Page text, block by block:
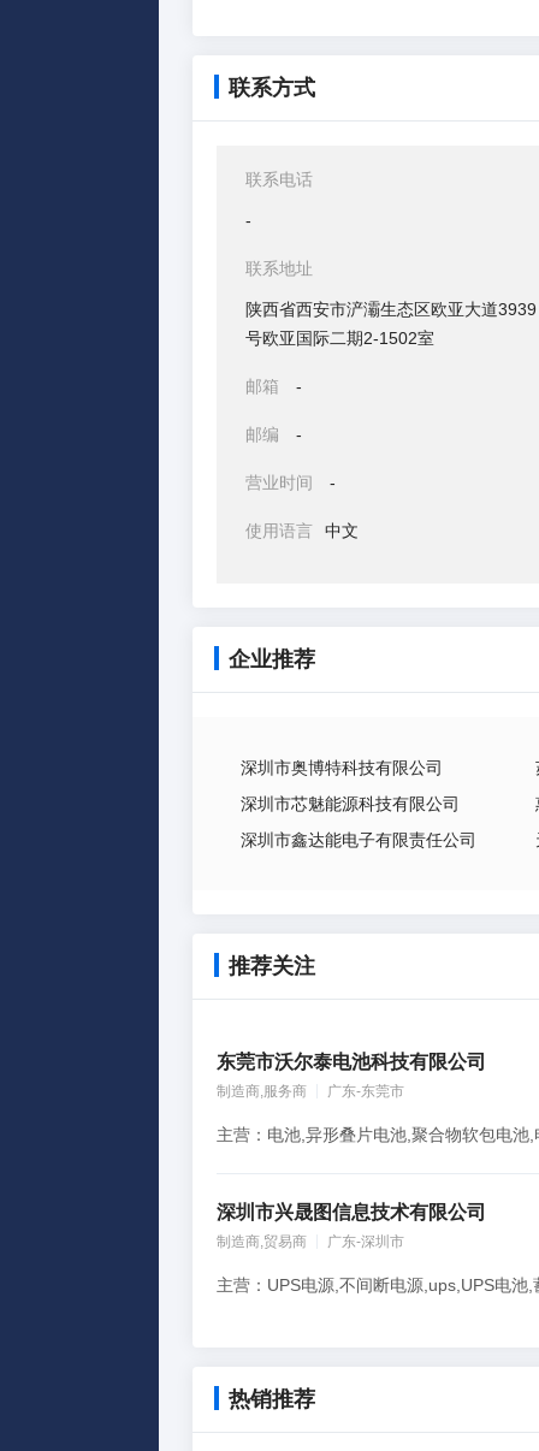
联系方式
联系电话
-
联系地址
陕西省西安市浐灞生态区欧亚大道3939
号欧亚国际二期2-1502室
邮箱 -
邮编 -
营业时间 -
使用语言 中文
企业推荐
深圳市奥博特科技有限公司
深圳市芯魅能源科技有限公司
深圳市鑫达能电子有限责任公司
推荐关注
东莞市沃尔泰电池科技有限公司
制造商,服务商 广东-东莞市
主营：电池,异形叠片电池,聚合物软包电池
深圳市兴晟图信息技术有限公司
制造商,贸易商 广东-深圳市
热销推荐